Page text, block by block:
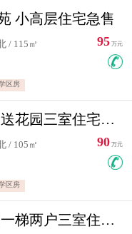
小高层住宅急售
/ 115㎡
区房
95 万元
福海路 澳城苑 送花园三室住宅急售
/ 105㎡
区房
90 万元
福海路 星河城 一梯两户三室住宅急售